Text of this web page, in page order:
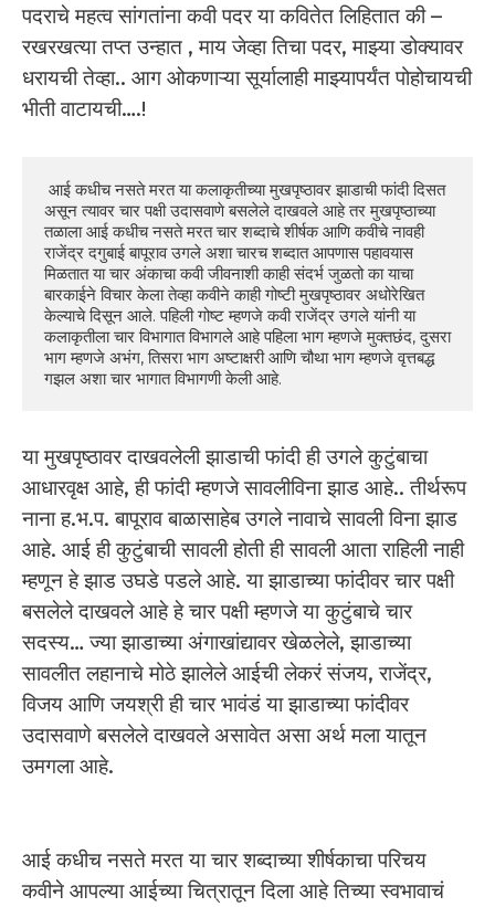
पदराचे महत्व सांगतांना कवी पदर या कवितेत लिहितात की –
रखरखत्या तप्त उन्हात , माय जेव्हा तिचा पदर, माझ्या डोक्यावर
धरायची तेव्हा.. आग ओकणाऱ्या सूर्यालाही माझ्यापर्यंत पोहोचायची
भीती वाटायची….!
असून त्यावर चार पक्षी उदासवाणे बसलेले दाखवले आहे तर मुखपृष्ठाच्या
तळाला आई कधीच नसते मरत चार शब्दाचे शीर्षक आणि कवीचे नावही
राजेंद्र दगुबाई बापूराव उगले अशा चारच शब्दात आपणास पहावयास
मिळतात या चार अंकाचा कवी जीवनाशी काही संदर्भ जुळतो का याचा
बारकाईने विचार केला तेव्हा कवीने काही गोष्टी मुखपृष्ठावर अधोरेखित
केल्याचे दिसून आले. पहिली गोष्ट म्हणजे कवी राजेंद्र उगले यांनी या
कलाकृतीला चार विभागात विभागले आहे पहिला भाग म्हणजे मुक्तछंद, दुसरा
भाग म्हणजे अभंग, तिसरा भाग अष्टाक्षरी आणि चौथा भाग म्हणजे वृत्तबद्ध
गझल अशा चार भागात विभागणी केली आहे.
या मुखपृष्ठावर दाखवलेली झाडाची फांदी ही उगले कुटुंबाचा
आधारवृक्ष आहे, ही फांदी म्हणजे सावलीविना झाड आहे.. तीर्थरूप
नाना ह.भ.प. बापूराव बाळासाहेब उगले नावाचे सावली विना झाड
आहे. आई ही कुटुंबाची सावली होती ही सावली आता राहिली नाही
म्हणून हे झाड उघडे पडले आहे. या झाडाच्या फांदीवर चार पक्षी
बसलेले दाखवले आहे हे चार पक्षी म्हणजे या कुटुंबाचे चार
सदस्य… ज्या झाडाच्या अंगाखांद्यावर खेळलेले, झाडाच्या
सावलीत लहानाचे मोठे झालेले आईची लेकरं संजय, राजेंद्र,
विजय आणि जयश्री ही चार भावंडं या झाडाच्या फांदीवर
उदासवाणे बसलेले दाखवले असावेत असा अर्थ मला यातून
उमगला आहे.
आई कधीच नसते मरत या चार शब्दाच्या शीर्षकाचा परिचय
कवीने आपल्या आईच्या चित्रातून दिला आहे तिच्या स्वभावाचं